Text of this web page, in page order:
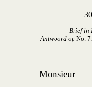
Brief in
Antwoord op No.
Monsieur